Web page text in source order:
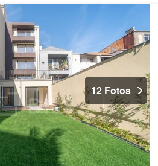
12 Fotos